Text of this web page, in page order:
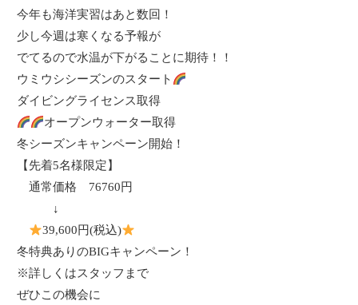
今年も海洋実習はあと数回！
少し今週は寒くなる予報が
でてるので水温が下がることに期待！！
ウミウシシーズンのスタート
ダイビングライセンス取得
オープンウォーター取得
冬シーズンキャンペーン開始！
【先着5名様限定】
通常価格 76760円
↓
39,600円(税込)
冬特典ありのBIGキャンペーン！
※詳しくはスタッフまで
ぜひこの機会に